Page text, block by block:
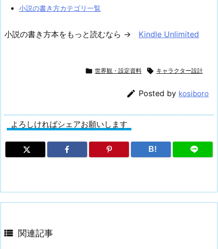
小説の書き方カテゴリ一覧
小説の書き方本をもっと読むなら → Kindle Unlimited
 世界観・設定資料  キャラクター設計
 Posted by kosiboro
よろしければシェアお願いします
B!
 関連記事